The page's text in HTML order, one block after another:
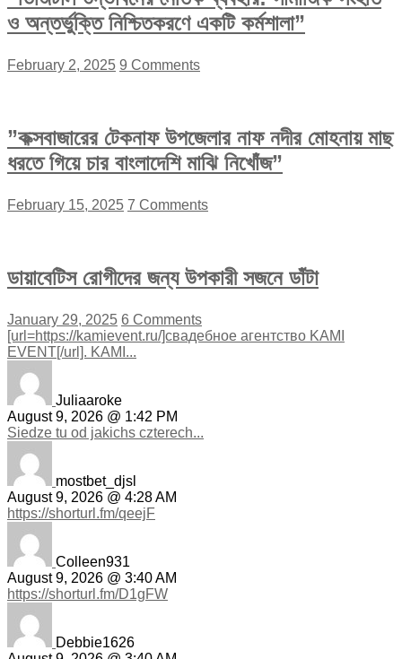
ও অন্তর্ভুক্তি নিশ্চিতকরণে একটি কর্মশালা”
February 2, 2025 9 Comments
”কক্সবাজারের টেকনাফ উপজেলার নাফ নদীর মোহনায় মাছ
ধরতে গিয়ে চার বাংলাদেশি মাঝি নিখোঁজ”
February 15, 2025 7 Comments
ডায়াবেটিস রোগীদের জন্য উপকারী সজনে ডাঁটা
January 29, 2025 6 Comments
[url=https://kamievent.ru/]свадебное агентство KAMI
EVENT[/url]. KAMI...
Juliaaroke
August 9, 2026 @ 1:42 PM
Siedze tu od jakichs czterech...
mostbet_djsl
August 9, 2026 @ 4:28 AM
https://shorturl.fm/qeejF
Colleen931
August 9, 2026 @ 3:40 AM
https://shorturl.fm/D1gFW
Debbie1626